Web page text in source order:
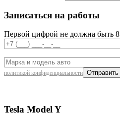
Записаться на работы
Первой цифрой не должна быть 8
политикой конфиденциальности
Tesla Model Y